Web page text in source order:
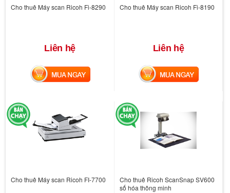
Cho thuê Máy scan Ricoh Fi-8290
Liên hệ
MUA NGAY
Cho thuê Máy scan Ricoh Fi-8190
Liên hệ
MUA NGAY
Cho thuê Máy scan Ricoh FI-7700
Cho thuê Ricoh ScanSnap SV600
số hóa thông minh